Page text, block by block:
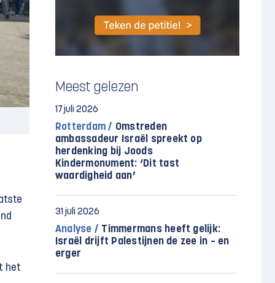
het
Meest gelezen
17 juli 2026
Rotterdam / Omstreden
ambassadeur Israël spreekt op
herdenking bij Joods
Kindermonument: ‘Dit tast
waardigheid aan’
31 juli 2026
Analyse / Timmermans heeft gelijk:
Israël drijft Palestijnen de zee in – en
erger